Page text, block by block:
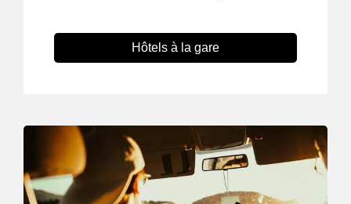
Hôtels à la gare